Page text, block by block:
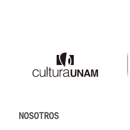
NOSOTROS